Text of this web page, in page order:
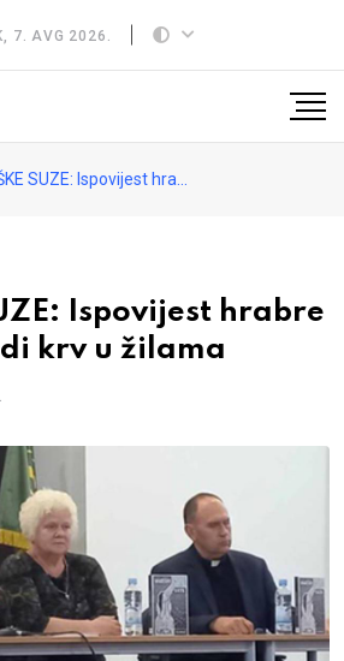
7. AVG 2026.
Ispovijest hrabre žene koja ledi krv u žilama
Ispovijest hrabre
krv u žilama